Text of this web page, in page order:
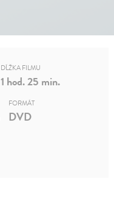
DĹŽKA FILMU
1 hod. 25 min.
FORMÁT
DVD